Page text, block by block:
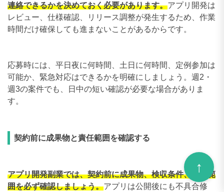
連絡できるかを決めておく必要があります。アプリ開発は
レビュー、仕様確認、リリース調整が発生するため、作業
時間だけ確保しても進まないことがあるからです。
応募時には、平日夜に何時間、土日に何時間、定例参加は
可能か、緊急対応はできるかを明確にしましょう。週2・
週3の案件でも、日中の短い確認が必要な場合がありま
す。
契約前に成果物と責任範囲を確認する
アプリ開発副業では、契約前に成果物、検収条件、保守範
囲を必ず確認しましょう。アプリは公開後にも不具合修